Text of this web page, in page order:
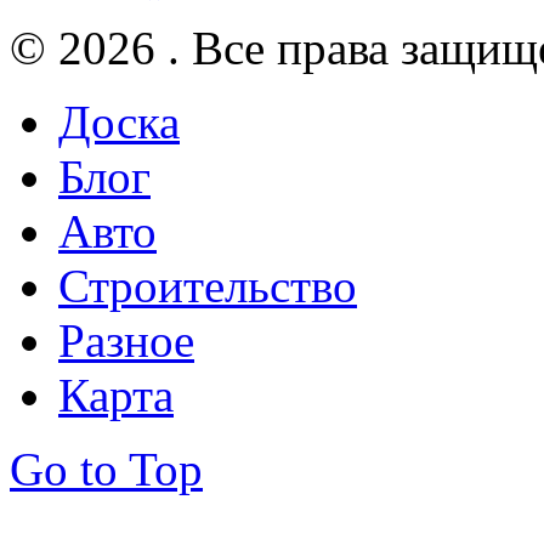
© 2026 . Все права
Доска
Блог
Авто
Строительство
Разное
Карта
Go to Top